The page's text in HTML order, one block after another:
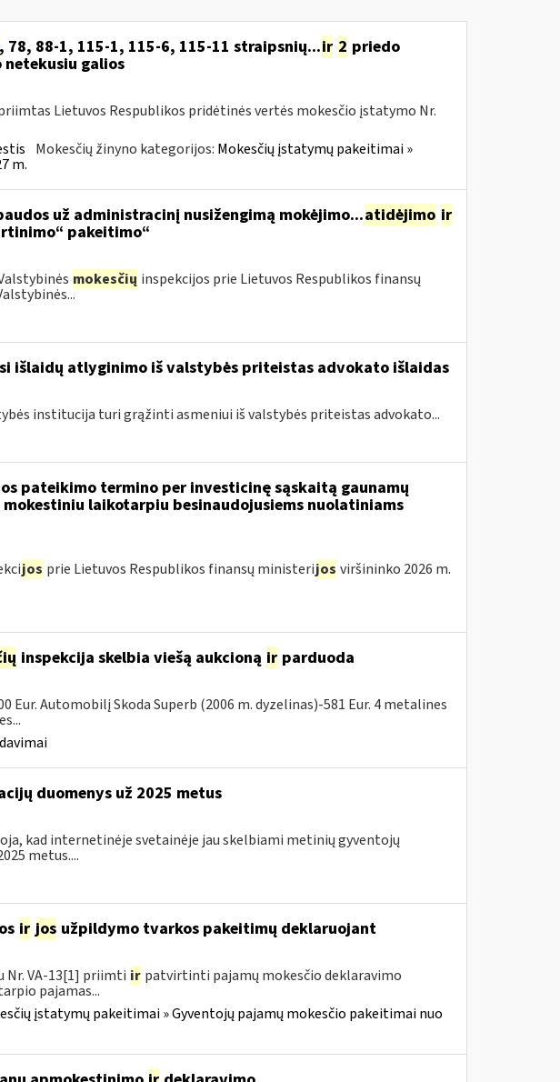
, 78, 88-1, 115-1, 115-6, 115-11 straipsnių...ir 2 priedo
galios
Lietuvos Respublikos pridėtinės vertės mokesčio įstatymo Nr.
Mokesčių žinyno kategorijos: Mokesčių įstatymų pakeitimai »
m.
už administracinį nusižengimą mokėjimo...atidėjimo ir
pakeitimo“
mokesčių inspekcijos prie Lietuvos Respublikos finansų
išlaidų atlyginimo iš valstybės priteistas advokato išlaidas
institucija turi grąžinti asmeniui iš valstybės priteistas advokato...
pateikimo termino per investicinę sąskaitą gaunamų
laikotarpiu besinaudojusiems nuolatiniams
jos prie Lietuvos Respublikos finansų ministerijos viršininko 2026 m.
inspekcija skelbia viešą aukcioną irparduoda
Eur. Automobilį Skoda Superb (2006 m. dyzelinas)-581 Eur. 4 metalines
duomenys už 2025 metus
kad internetinėje svetainėje jau skelbiami metinių gyventojų
metus....
ir jos užpildymo tvarkos pakeitimų deklaruojant
Nr. VA-13[1] priimti ir patvirtinti pajamų mokesčio deklaravimo
pajamas...
įstatymų pakeitimai » Gyventojų pajamų mokesčio pakeitimai nuo